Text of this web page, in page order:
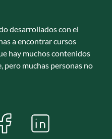
desarrollados con el
a encontrar cursos
hay muchos contenidos
pero muchas personas no